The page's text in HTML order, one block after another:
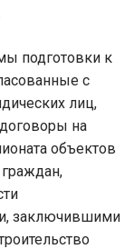
подготовки к
с
лиц,
на
объектов
заключившими